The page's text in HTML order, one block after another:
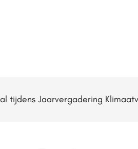
tijdens Jaarvergadering